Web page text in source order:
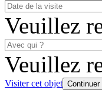
Veuillez
Veuillez
Visiter cet objet Continuer